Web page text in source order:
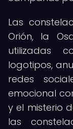
Las
Orión, la
utilizadas
logotipos,
redes
emocional
y el misterio
las